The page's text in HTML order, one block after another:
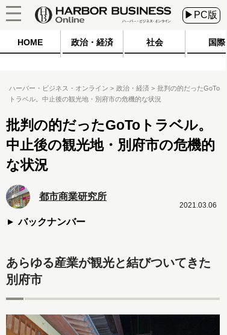
▶PC版
HOME 政治・経済 社会 国際
ハーバー・ビジネス・オンライン 政治・経済
批判の的だったGoTo
トラベル。中止後の観光地・別府市の危機的な状況
批判の的だったGoToトラベル。
中止後の観光地・別府市の危機的
な状況
都市商業研究所
バックナンバー
2021.03.06
あらゆる産業が観光と結びついてきた
別府市